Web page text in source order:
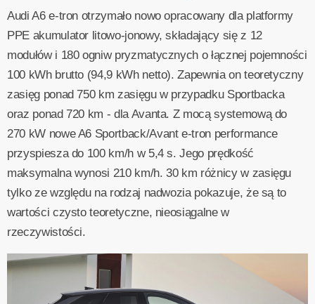
Audi A6 e-tron otrzymało nowo opracowany dla platformy
PPE akumulator litowo-jonowy, składający się z 12
modułów i 180 ogniw pryzmatycznych o łącznej pojemności
100 kWh brutto (94,9 kWh netto). Zapewnia on teoretyczny
zasięg ponad 750 km zasięgu w przypadku Sportbacka
oraz ponad 720 km - dla Avanta. Z mocą systemową do
270 kW nowe A6 Sportback/Avant e-tron performance
przyspiesza do 100 km/h w 5,4 s. Jego prędkość
maksymalna wynosi 210 km/h. 30 km różnicy w zasięgu
tylko ze względu na rodzaj nadwozia pokazuje, że są to
wartości czysto teoretyczne, nieosiągalne w
rzeczywistości.